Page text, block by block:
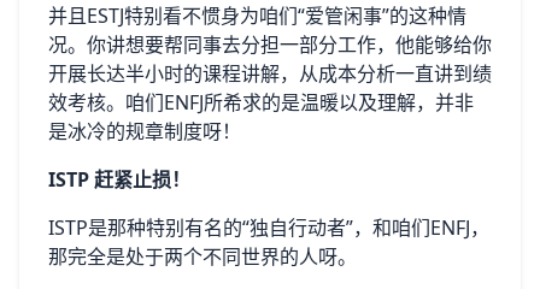
并且ESTJ特别看不惯身为咱们“爱管闲事”的这种情
况。你讲想要帮同事去分担一部分工作，他能够给你
开展长达半小时的课程讲解，从成本分析一直讲到绩
效考核。咱们ENFJ所希求的是温暖以及理解，并非
是冰冷的规章制度呀！
ISTP 赶紧止损！
ISTP是那种特别有名的“独自行动者”，和咱们ENFJ，
那完全是处于两个不同世界的人呀。